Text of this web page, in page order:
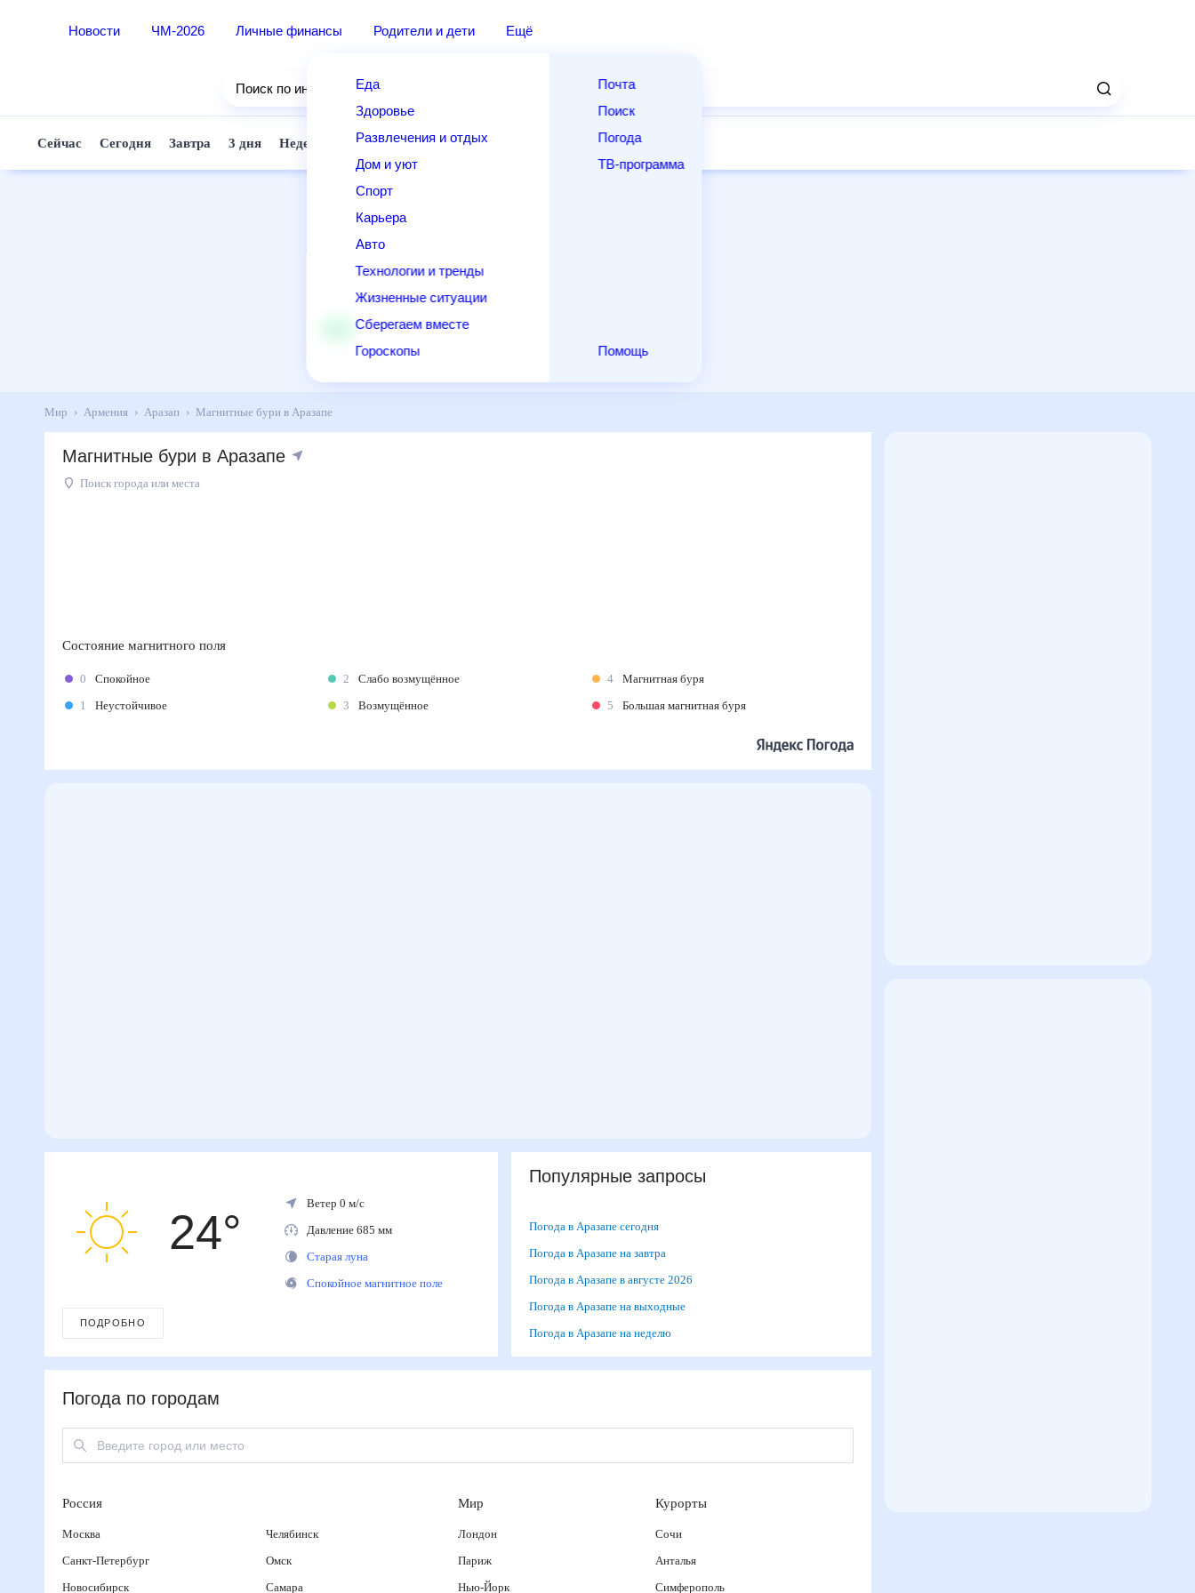
Новости ЧМ-2026 Личные финансы Родители и дети Ещё
Еда
Здоровье
Развлечения и отдых
Дом и уют
Спорт
Карьера
Авто
Технологии и тренды
Жизненные ситуации
Сберегаем вместе
Гороскопы
Почта
Поиск
Погода
ТВ-программа
Помощь
Поиск по интернету
Сейчас Сегодня Завтра 3 дня Неделя 10 дней 14 дней Выходные
Мир Армения Аразап Магнитные бури в Аразапе
Магнитные бури в Аразапе
Поиск города или места
Состояние магнитного поля
0
Спокойное
1
Неустойчивое
2
Слабо возмущённое
3
Возмущённое
4
Магнитная буря
5
Большая магнитная буря
24°
Ветер 0 м/с
Давление 685 мм
Старая луна
Спокойное магнитное поле
ПОДРОБНО
Популярные запросы
Погода в Аразапе сегодня
Погода в Аразапе на завтра
Погода в Аразапе в августе 2026
Погода в Аразапе на выходные
Погода в Аразапе на неделю
Погода по городам
Россия
Москва
Санкт-Петербург
Новосибирск
Челябинск
Омск
Самара
Мир
Лондон
Париж
Нью-Йорк
Курорты
Сочи
Анталья
Симферополь